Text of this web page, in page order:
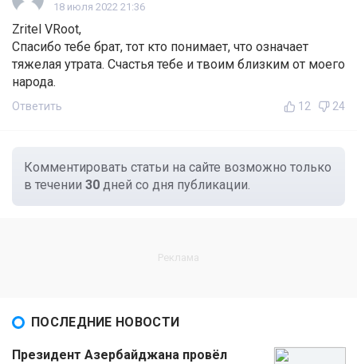
18 июля 2022 21:36
Zritel VRoot,
Спасибо тебе брат, тот кто понимает, что означает
тяжелая утрата. Счастья тебе и твоим близким от моего
народа.
Ответить 12 24
Комментировать статьи на сайте возможно только
в течении 30 дней со дня публикации.
ПОСЛЕДНИЕ НОВОСТИ
Президент Азербайджана провёл